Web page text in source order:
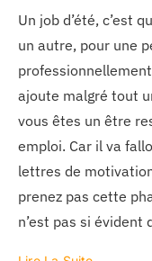
Un job d’été, c’est
un autre, pour une
ajoute malgré tout
vous êtes un être
emploi. Car il va
lettres de
prenez pas cette
n’est pas si évident